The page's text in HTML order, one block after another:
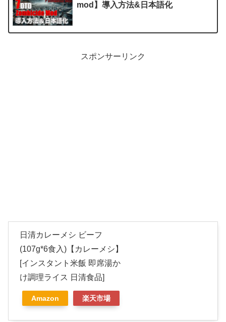
mod】導入方法&日本語化
スポンサーリンク
日清カレーメシ ビーフ
(107g*6食入)【カレーメシ】
[インスタント米飯 即席湯か
け調理ライス 日清食品]
Amazon 楽天市場